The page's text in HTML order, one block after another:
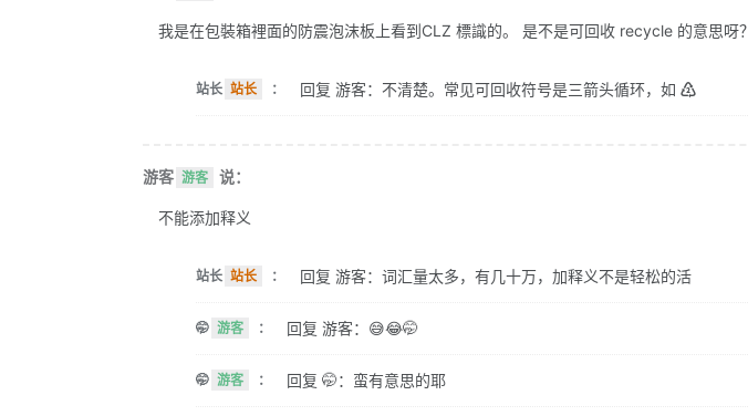
我是在包裝箱裡面的防震泡沫板上看到CLZ 標識的。 是不是可回收 recycle 的意思呀？
站长 站长 ： 回复 游客：不清楚。常见可回收符号是三箭头循环，如 ♴
游客 游客 说：
不能添加释义
站长 站长 ： 回复 游客：词汇量太多，有几十万，加释义不是轻松的活
🤭 游客 ： 回复 游客：😅😂🤭
🤭 游客 ： 回复 🤭：蛮有意思的耶